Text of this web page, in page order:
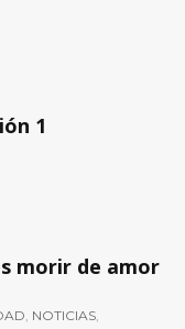
1
morir de amor
, NOTICIAS,